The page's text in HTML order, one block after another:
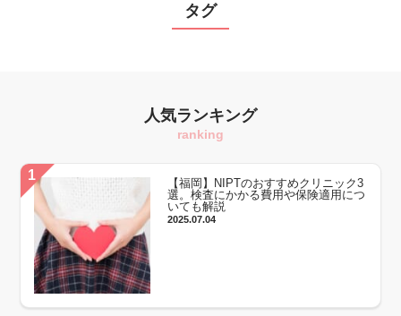
タグ
人気ランキング
ranking
【福岡】NIPTのおすすめクリニック3
選。検査にかかる費用や保険適用につ
いても解説
2025.07.04